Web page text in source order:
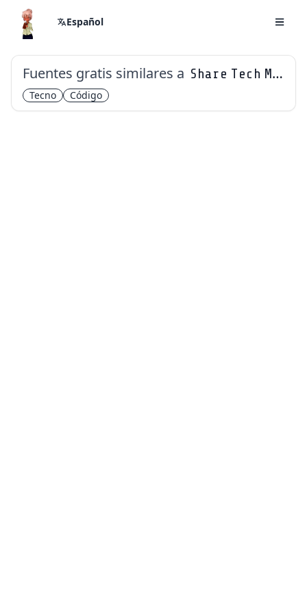
Español
Fuentes gratis similares a Share Tech Mono
Tecno Código